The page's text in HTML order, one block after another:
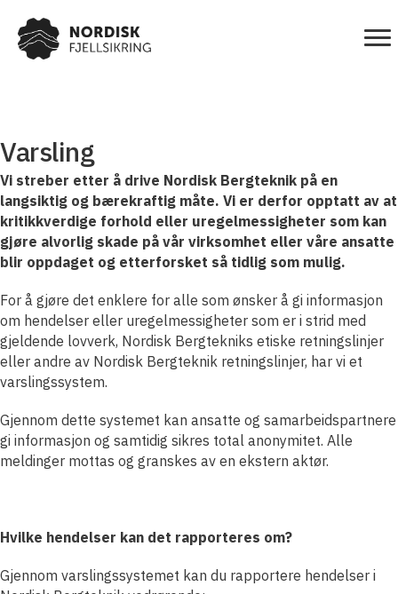
Varsling
Vi streber etter å drive Nordisk Bergteknik på en
langsiktig og bærekraftig måte. Vi er derfor opptatt av at
kritikkverdige forhold eller uregelmessigheter som kan
gjøre alvorlig skade på vår virksomhet eller våre ansatte
blir oppdaget og etterforsket så tidlig som mulig.
For å gjøre det enklere for alle som ønsker å gi informasjon
om hendelser eller uregelmessigheter som er i strid med
gjeldende lovverk, Nordisk Bergtekniks etiske retningslinjer
eller andre av Nordisk Bergteknik retningslinjer, har vi et
varslingssystem.
Gjennom dette systemet kan ansatte og samarbeidspartnere
gi informasjon og samtidig sikres total anonymitet. Alle
meldinger mottas og granskes av en ekstern aktør.
Hvilke hendelser kan det rapporteres om?
Gjennom varslingssystemet kan du rapportere hendelser i